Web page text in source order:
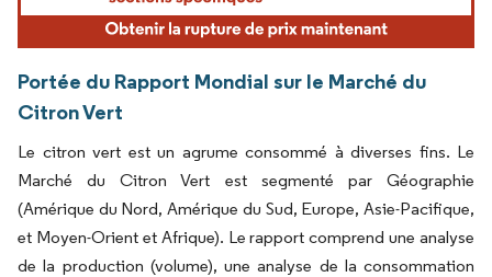
Portée du Rapport Mondial sur le Marché du
Citron Vert
Le citron vert est un agrume consommé à diverses fins. Le
Marché du Citron Vert est segmenté par Géographie
(Amérique du Nord, Amérique du Sud, Europe, Asie-Pacifique,
et Moyen-Orient et Afrique). Le rapport comprend une analyse
de la production (volume), une analyse de la consommation